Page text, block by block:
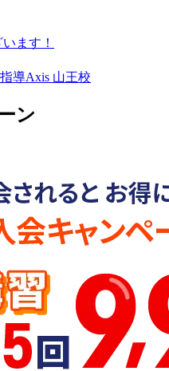
ます！
導Axis 山王校
ン